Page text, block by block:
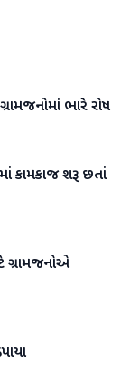
ભારે રોષ
કામકાજ શરૂ છતાં
ગ્રામજનોએ